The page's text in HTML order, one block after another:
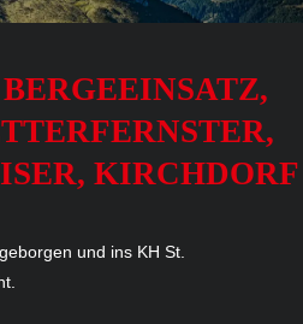
BERGEEINSATZ,
KIRCHDORF
und ins KH St.